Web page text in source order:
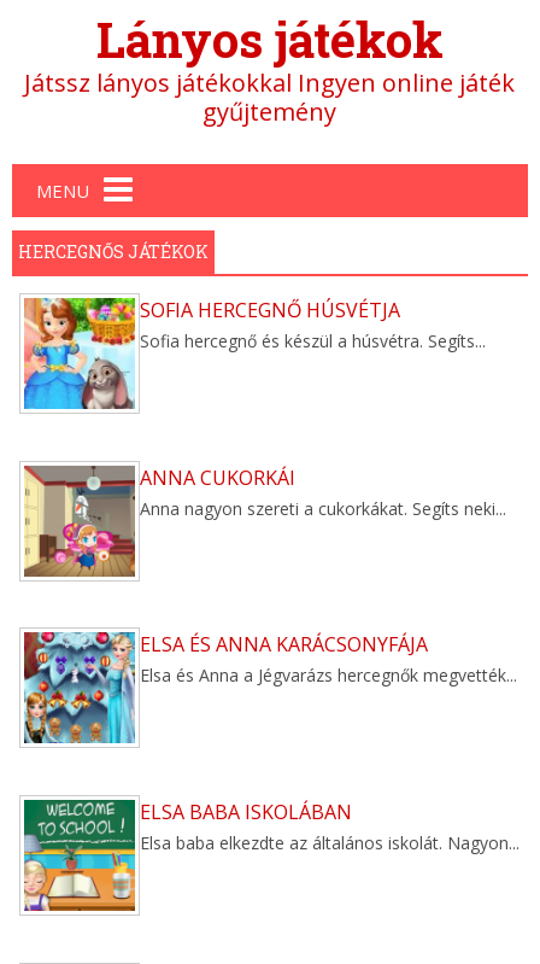
Lányos játékok
Játssz lányos játékokkal Ingyen online játék
gyűjtemény
Main menu
MENU
HERCEGNŐS JÁTÉKOK
SOFIA HERCEGNŐ HÚSVÉTJA
Sofia hercegnő és készül a húsvétra. Segíts...
ANNA CUKORKÁI
Anna nagyon szereti a cukorkákat. Segíts neki...
ELSA ÉS ANNA KARÁCSONYFÁJA
Elsa és Anna a Jégvarázs hercegnők megvették...
ELSA BABA ISKOLÁBAN
Elsa baba elkezdte az általános iskolát. Nagyon...